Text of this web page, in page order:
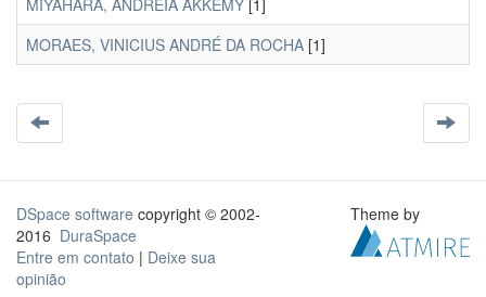
MIYAHARA, ANDREIA AKKEMY [1]
MORAES, VINICIUS ANDRÉ DA ROCHA [1]
DSpace software copyright © 2002-
2016 DuraSpace
Entre em contato | Deixe sua
opinião
Theme by